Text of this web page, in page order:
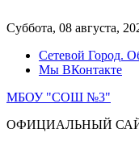
к
Суббота, 08 августа,
Сетевой Город.
Мы ВКонтакте
МБОУ "СОШ №3"
ОФИЦИАЛЬНЫЙ